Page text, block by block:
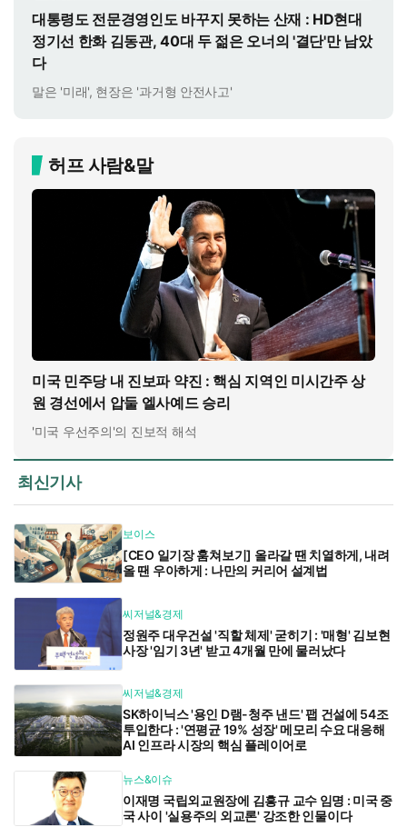
대통령도 전문경영인도 바꾸지 못하는 산재 : HD현대
정기선 한화 김동관, 40대 두 젊은 오너의 '결단'만 남았
다
말은 '미래', 현장은 '과거형 안전사고'
허프 사람&말
미국 민주당 내 진보파 약진 : 핵심 지역인 미시간주 상
원 경선에서 압둘 엘사예드 승리
'미국 우선주의'의 진보적 해석
최신기사
보이스
[CEO 일기장 훔쳐보기] 올라갈 땐 치열하게, 내려
올 땐 우아하게 : 나만의 커리어 설계법
씨저널&경제
정원주 대우건설 '직할 체제' 굳히기 : '매형' 김보현
사장 '임기 3년' 받고 4개월 만에 물러났다
씨저널&경제
SK하이닉스 '용인 D램-청주 낸드' 팹 건설에 54조
투입한다 : '연평균 19% 성장' 메모리 수요 대응해
AI 인프라 시장의 핵심 플레이어로
뉴스&이슈
이재명 국립외교원장에 김흥규 교수 임명 : 미국 중
국 사이 '실용주의 외교론' 강조한 인물이다